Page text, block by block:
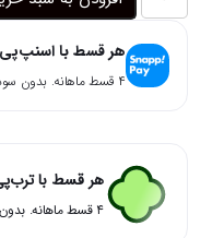
عسلی
دوردار
هر قسط با
۴ قسط ماهانه. بدون سود، چک و ضامن.
هر قسط با
۴ قسط ماهانه. بدون سود، چک و ضامن.